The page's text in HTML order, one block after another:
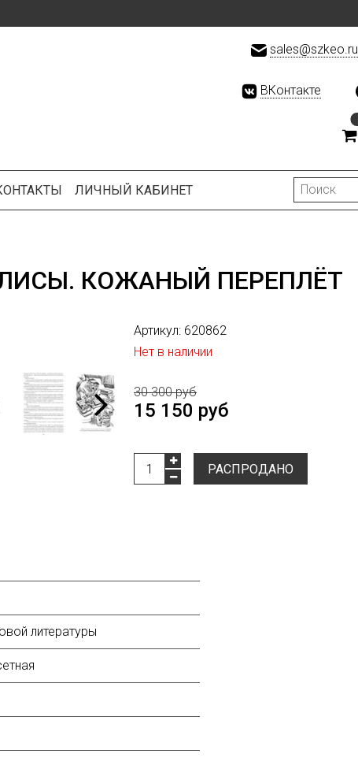
sales@szkeo.ru
ВКонтакте
ЛИЧНЫЙ КАБИНЕТ
КОЖАНЫЙ ПЕРЕПЛЁТ
Артикул: 620862
Нет в наличии
30 300 руб
15 150 руб
РАСПРОДАНО
литературы